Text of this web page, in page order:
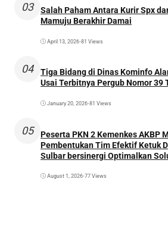
03
Salah Paham Antara Kurir Spx
Mamuju Berakhir Damai
April 13, 2026•81 Views
04
Tiga Bidang di Dinas Kominfo
Usai Terbitnya Pergub Nomor 39
January 20, 2026•81 Views
05
Peserta PKN 2 Kemenkes AKBP
Pembentukan Tim Efektif Ketuk
Sulbar bersinergi Optimalkan
August 1, 2026•77 Views